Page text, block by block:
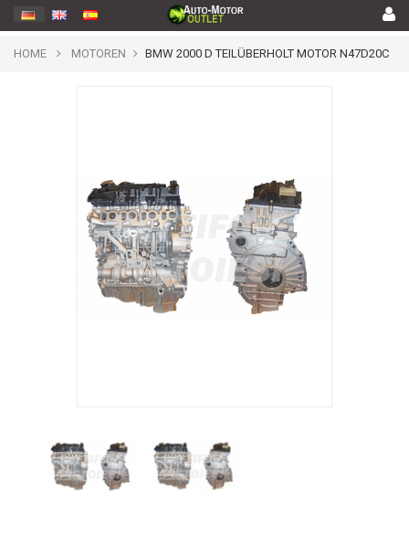
HOME MOTOREN BMW 2000 D TEILÜBERHOLT MOTOR N47D20C